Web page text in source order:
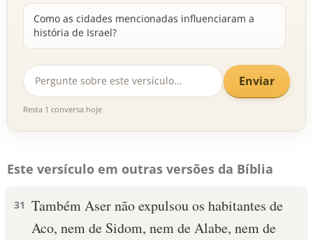
Como as cidades mencionadas influenciaram a
história de Israel?
Enviar
Resta 1 conversa hoje
Este versículo em outras versões da Bíblia
31 Também Aser não expulsou os habitantes de
Aco, nem de Sidom, nem de Alabe, nem de